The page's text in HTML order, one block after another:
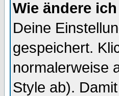
Wie ändere
Deine
gespeichert.
normalerweise
Style ab).